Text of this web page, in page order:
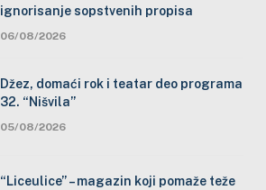
ignorisanje sopstvenih propisa
06/08/2026
Džez, domaći rok i teatar deo programa
32. “Nišvila”
05/08/2026
“Liceulice” – magazin koji pomaže teže